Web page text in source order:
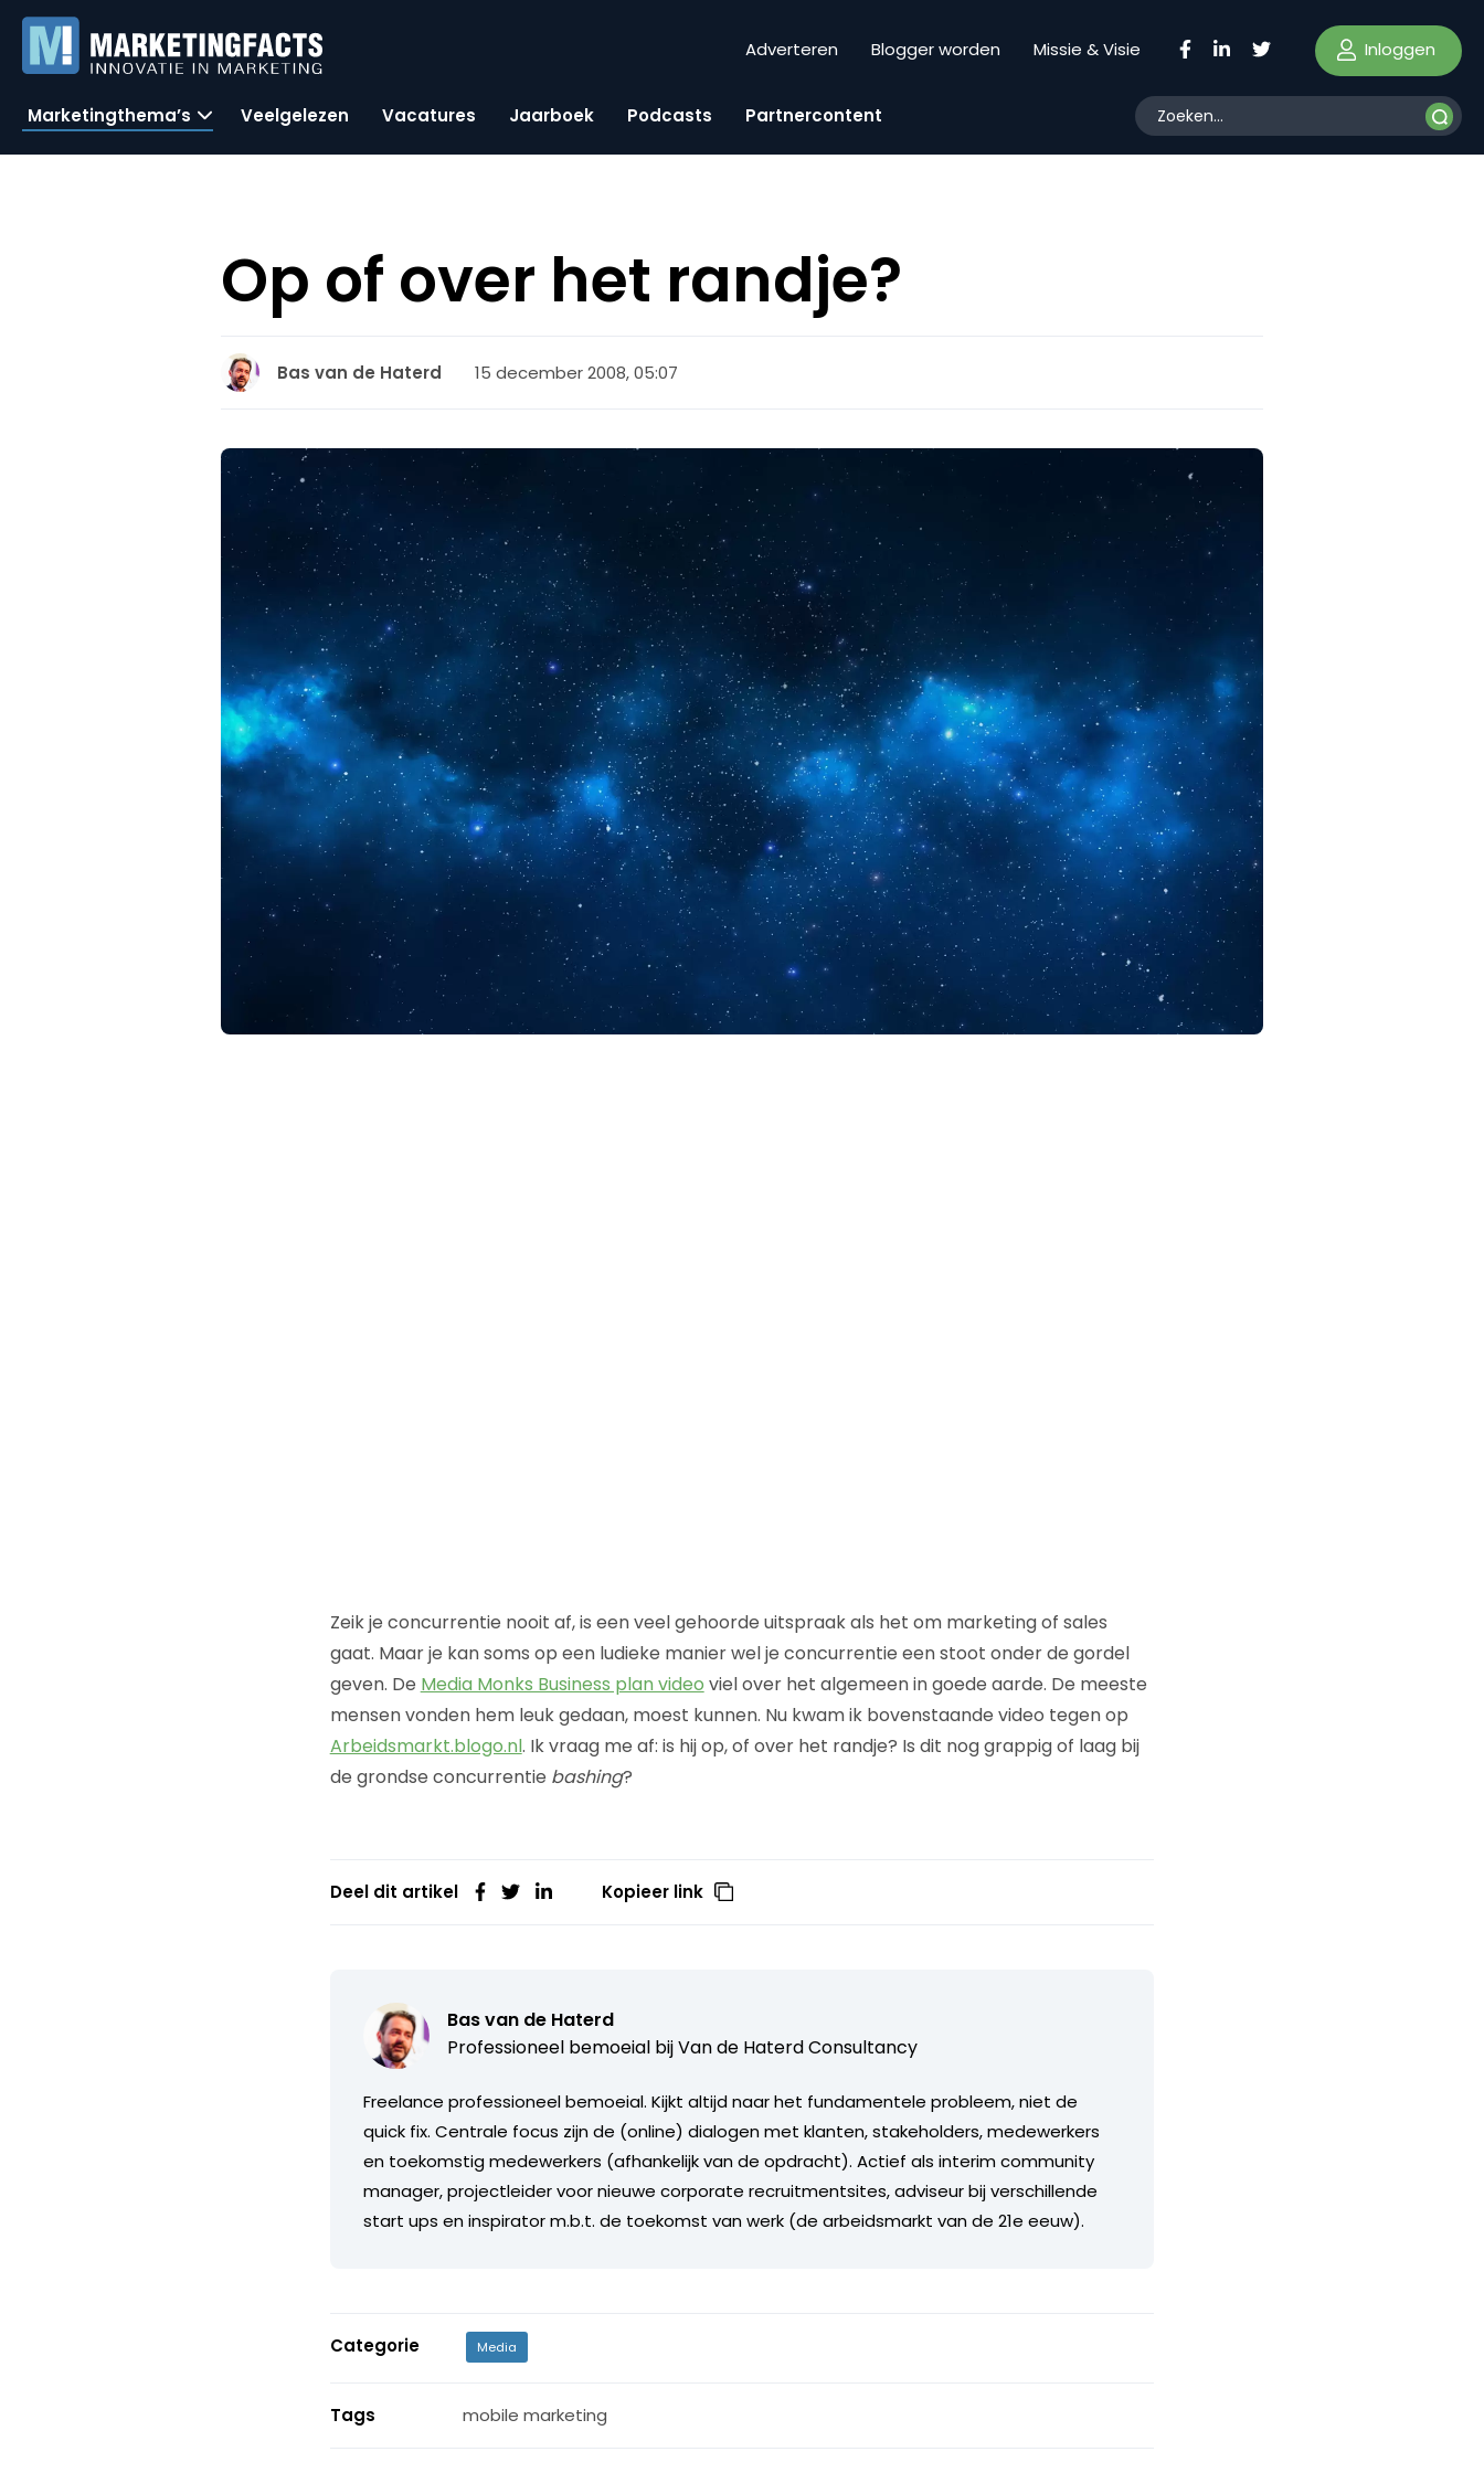
Adverteren Blogger worden Missie & Visie Inloggen
Marketingthema’s Veelgelezen Vacatures Jaarboek Podcasts Partnercontent
Op of over het randje?
Bas van de Haterd 15 december 2008, 05:07
Zeik je concurrentie nooit af, is een veel gehoorde uitspraak als het om marketing of sales
gaat. Maar je kan soms op een ludieke manier wel je concurrentie een stoot onder de gordel
geven. De Media Monks Business plan video viel over het algemeen in goede aarde. De meeste
mensen vonden hem leuk gedaan, moest kunnen. Nu kwam ik bovenstaande video tegen op
Arbeidsmarkt.blogo.nl. Ik vraag me af: is hij op, of over het randje? Is dit nog grappig of laag bij
de grondse concurrentie bashing?
Deel dit artikel Kopieer link
Bas van de Haterd
Professioneel bemoeial bijVan de Haterd Consultancy
Freelance professioneel bemoeial. Kijkt altijd naar het fundamentele probleem, niet de
quick fix. Centrale focus zijn de (online) dialogen met klanten, stakeholders, medewerkers
en toekomstig medewerkers (afhankelijk van de opdracht). Actief als interim community
manager, projectleider voor nieuwe corporate recruitmentsites, adviseur bij verschillende
start ups en inspirator m.b.t. de toekomst van werk (de arbeidsmarkt van de 21e eeuw).
Categorie Media
Tags mobile marketing